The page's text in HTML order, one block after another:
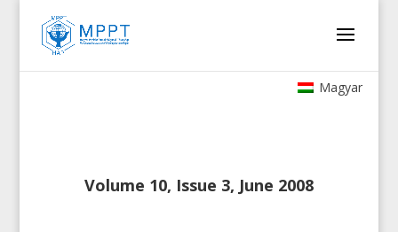
Magyar
Volume 10, Issue 3, June 2008